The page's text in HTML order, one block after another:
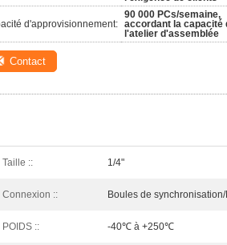
d'approvisionnement:
90 000 PCs/semaine,
accordant la capacité
l'atelier d'assemblée
Contact
Taille :: 1/4"
Connexion :: Boules de synchronisation/
POIDS :: -40℃ à +250℃